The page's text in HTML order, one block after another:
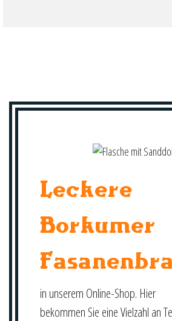
Leckere
Borkumer
in unserem Online-Shop. Hier
bekommen Sie eine Vielzahl an